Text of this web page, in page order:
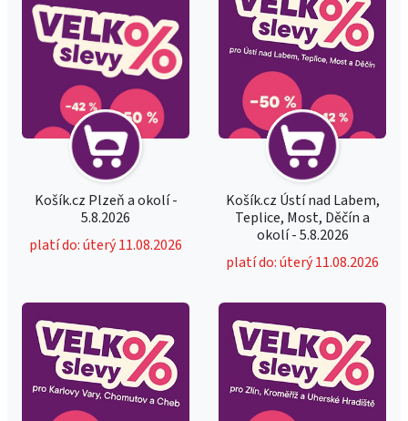
Košík.cz Plzeň a okolí -
5.8.2026
platí do: úterý 11.08.2026
Košík.cz Ústí nad Labem,
Teplice, Most, Děčín a
okolí - 5.8.2026
platí do: úterý 11.08.2026